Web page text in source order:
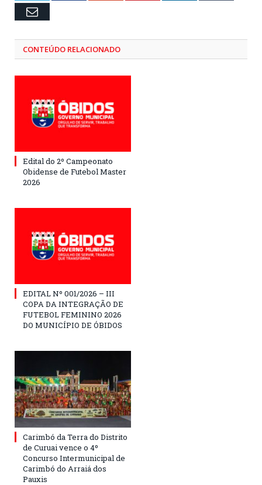
Email
CONTEÚDO RELACIONADO
Edital do 2º Campeonato
Obidense de Futebol Master
2026
EDITAL Nº 001/2026 – III
COPA DA INTEGRAÇÃO DE
FUTEBOL FEMININO 2026
DO MUNICÍPIO DE ÓBIDOS
Carimbó da Terra do Distrito
de Curuai vence o 4º
Concurso Intermunicipal de
Carimbó do Arraiá dos
Pauxis